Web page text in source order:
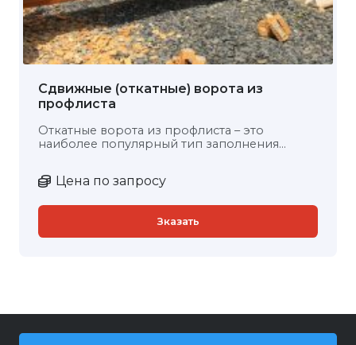
Сдвижные (откатные) ворота из
профлиста
Откатные ворота из профлиста – это
наиболее популярный тип заполнения…
Цена по запросу
Зказать